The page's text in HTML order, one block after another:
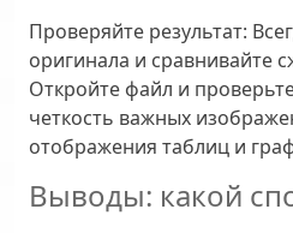
Проверяйте результат:
оригинала и сравнивайте
Откройте файл и
четкость важных
отображения таблиц и
Выводы: какой